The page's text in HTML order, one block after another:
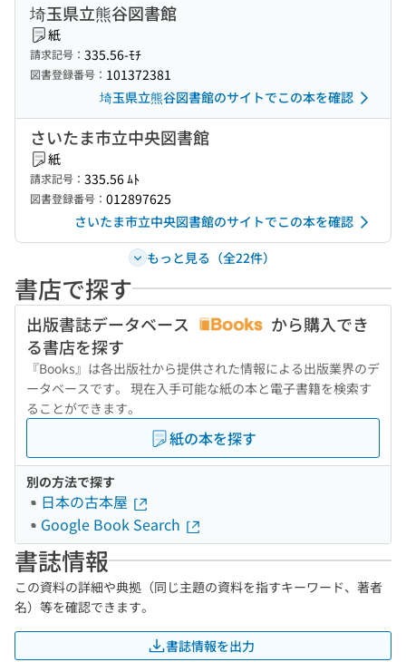
埼玉県立熊谷図書館
紙
請求記号： 335.56-ﾓﾁ
図書登録番号： 101372381
埼玉県立熊谷図書館のサイトでこの本を確認
さいたま市立中央図書館
紙
請求記号： 335.56 ﾑﾄ
図書登録番号： 012897625
さいたま市立中央図書館のサイトでこの本を確認
もっと見る（全22件）
書店で探す
出版書誌データベース
から購入でき
る書店を探す
『Books』は各出版社から提供された情報による出版業界のデ
ータベースです。 現在入手可能な紙の本と電子書籍を検索す
ることができます。
紙の本を探す
別の方法で探す
日本の古本屋
Google Book Search
書誌情報
この資料の詳細や典拠（同じ主題の資料を指すキーワード、著者
名）等を確認できます。
書誌情報を出力